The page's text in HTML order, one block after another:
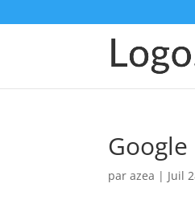
parazea | Juil